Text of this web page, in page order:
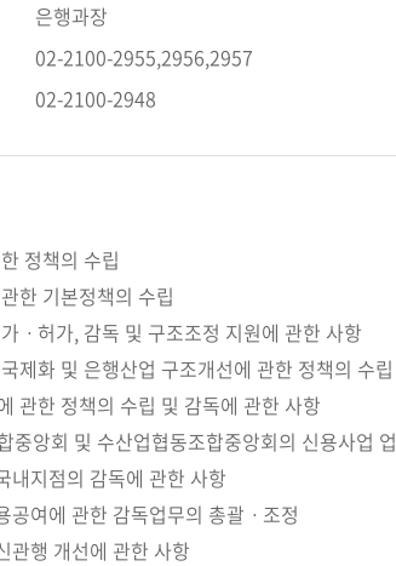
은행과장
02-2100-2955,2956,2957
02-2100-2948
정책의 수립
한 기본정책의 수립
ㆍ허가, 감독 및 구조조정 지원에 관한 사항
제화 및 은행산업 구조개선에 관한 정책의 수립
관한 정책의 수립 및 감독에 관한 사항
중앙회 및 수산업협동조합중앙회의 신용사업
내지점의 감독에 관한 사항
공여에 관한 감독업무의 총괄ㆍ조정
관행 개선에 관한 사항